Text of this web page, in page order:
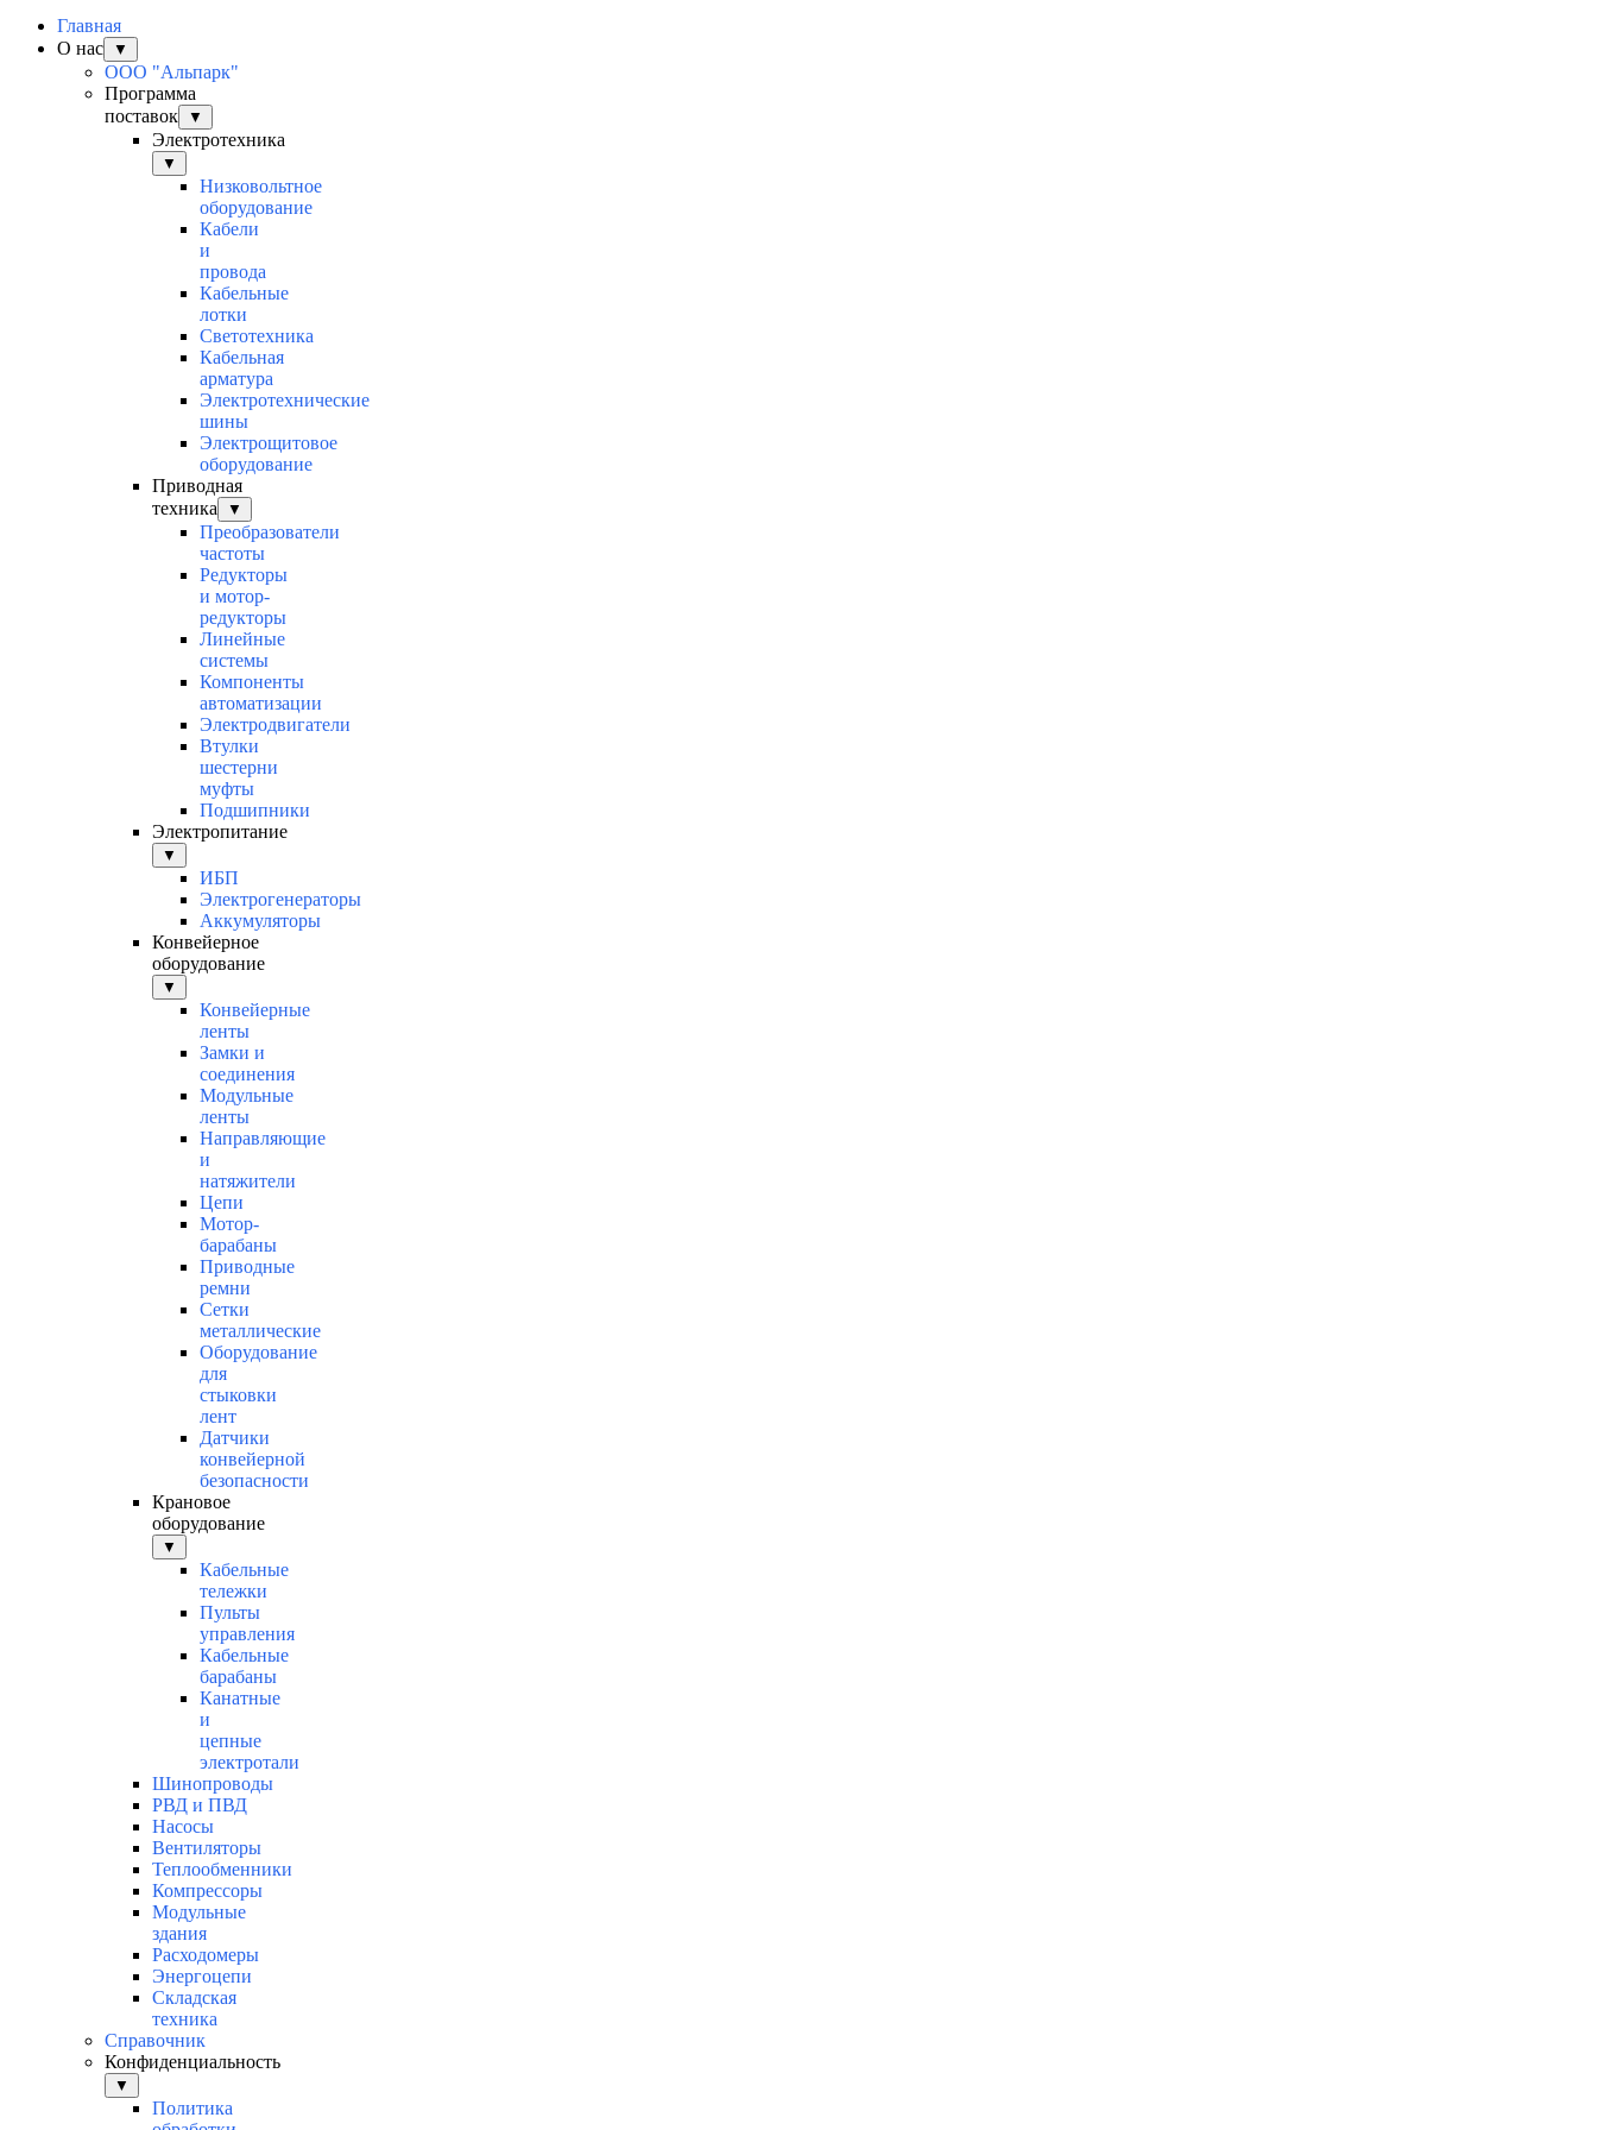
Главная
О нас
▼
ООО "Альпарк"
Программа
поставок
▼
Электротехника
▼
Низковольтное
оборудование
Кабели
и
провода
Кабельные
лотки
Светотехника
Кабельная
арматура
Электротехнические
шины
Электрощитовое
оборудование
Приводная
техника
▼
Преобразователи
частоты
Редукторы
и мотор-
редукторы
Линейные
системы
Компоненты
автоматизации
Электродвигатели
Втулки
шестерни
муфты
Подшипники
Электропитание
▼
ИБП
Электрогенераторы
Аккумуляторы
Конвейерное
оборудование
▼
Конвейерные
ленты
Замки и
соединения
Модульные
ленты
Направляющие
и
натяжители
Цепи
Мотор-
барабаны
Приводные
ремни
Сетки
металлические
Оборудование
для
стыковки
лент
Датчики
конвейерной
безопасности
Крановое
оборудование
▼
Кабельные
тележки
Пульты
управления
Кабельные
барабаны
Канатные
и
цепные
электротали
Шинопроводы
РВД и ПВД
Насосы
Вентиляторы
Теплообменники
Компрессоры
Модульные
здания
Расходомеры
Энергоцепи
Складская
техника
Справочник
Конфиденциальность
▼
Политика